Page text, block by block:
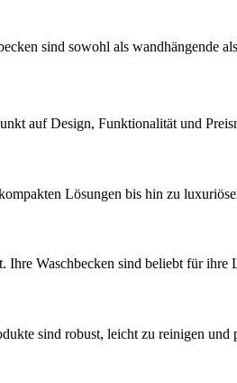
sind sowohl als wandhängende
auf Design, Funktionalität und
Lösungen bis hin zu
Waschbecken sind beliebt für
sind robust, leicht zu reinigen und